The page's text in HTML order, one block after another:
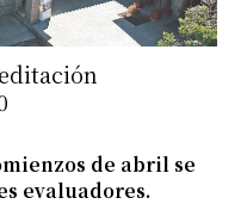
de abril se
evaluadores.